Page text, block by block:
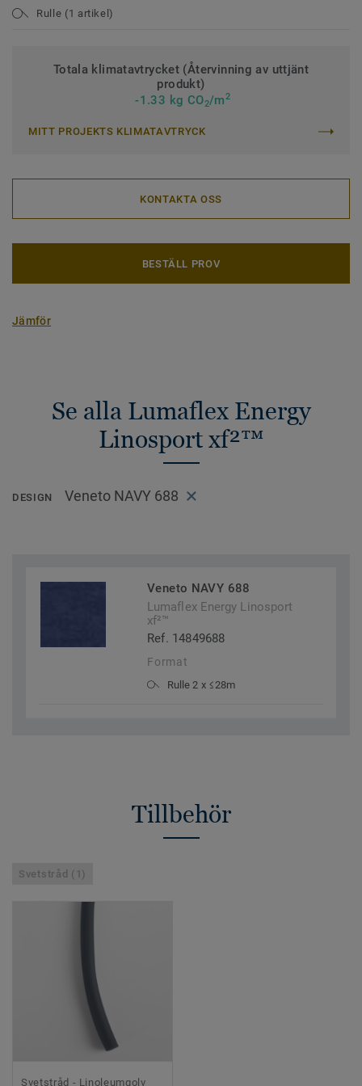
Rulle (1 artikel)
Totala klimatavtrycket (Återvinning av uttjänt
produkt)
-1.33 kg CO2/m2
MITT PROJEKTS KLIMATAVTRYCK
KONTAKTA OSS
BESTÄLL PROV
Jämför
Se alla Lumaflex Energy
Linosport xf²™
DESIGN Veneto NAVY 688
Veneto NAVY 688
Lumaflex Energy Linosport
xf²™
Ref. 14849688
Format
Rulle 2 x ≤28m
Tillbehör
Svetstråd (1)
Svetstråd - Linoleumgolv